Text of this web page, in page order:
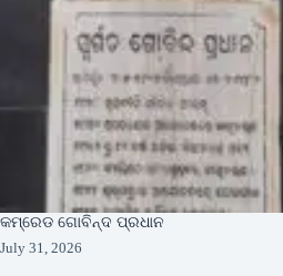
କମ୍ରେଡ ଗୋବିନ୍ଦ ପ୍ରଧାନ
July 31, 2026